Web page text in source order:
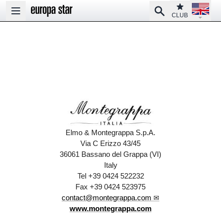
Open main menu
SearchClub
CLUB
Open
Elmo & Montegrappa S.p.A.
Via C Erizzo 43/45
36061 Bassano del Grappa (VI)
Italy
Tel +39 0424 522232
Fax +39 0424 523975
contact@montegrappa.com
www.montegrappa.com